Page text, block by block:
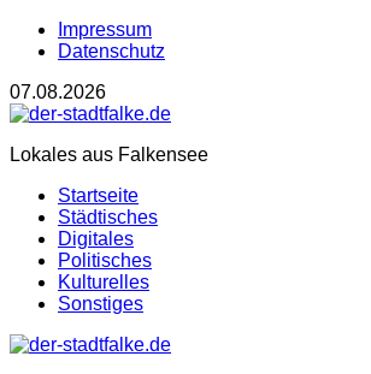
Impressum
Datenschutz
07.08.2026
Lokales aus Falkensee
Startseite
Städtisches
Digitales
Politisches
Kulturelles
Sonstiges